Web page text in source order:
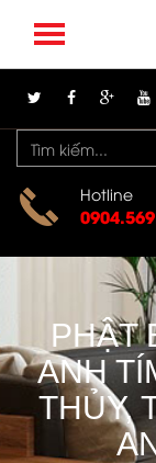
Hotline
PHẬT
ANH
THỦY,